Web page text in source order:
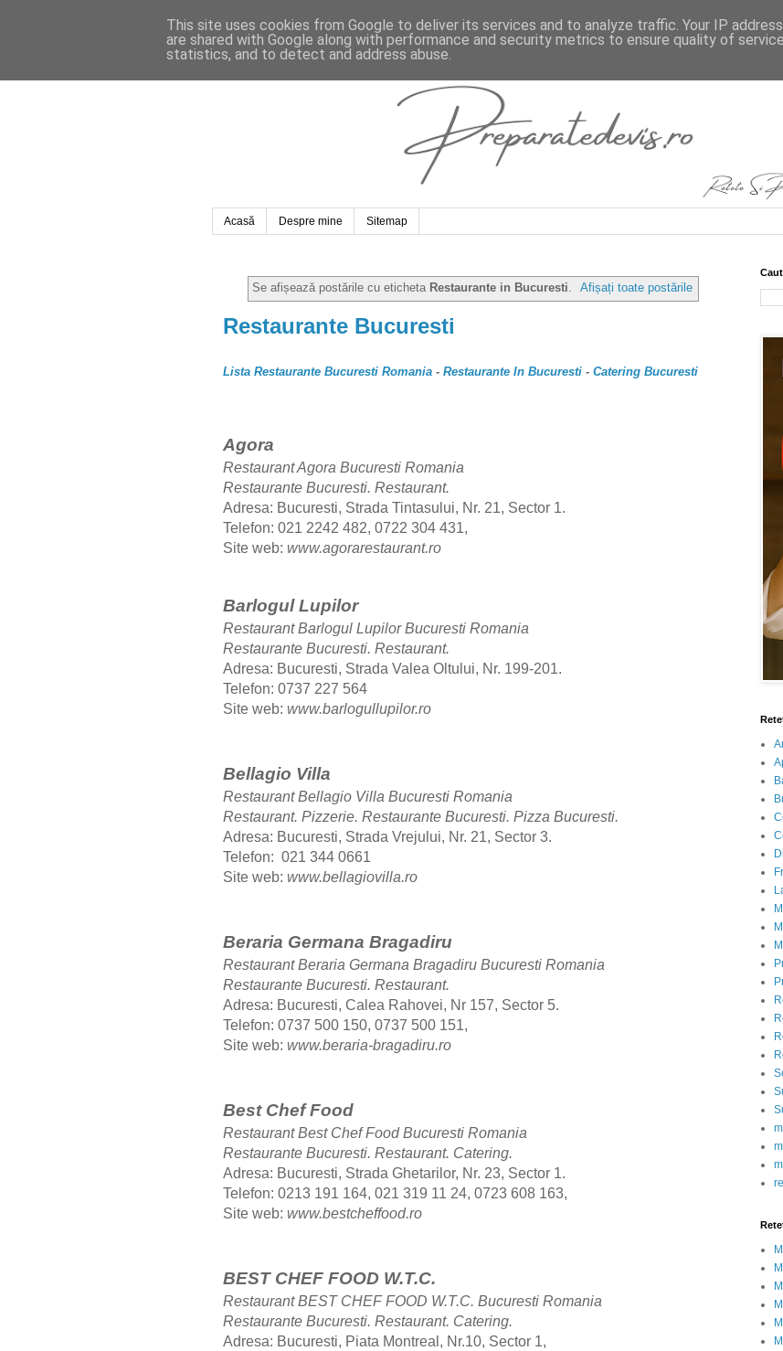
Acasă Despre mine Sitemap
Se afișează postările cu eticheta Restaurante in Bucuresti. Afișați toate postările
Restaurante Bucuresti
Lista Restaurante Bucuresti Romania - Restaurante In Bucuresti - Catering Bucuresti
Agora
Restaurant Agora Bucuresti Romania
Restaurante Bucuresti. Restaurant.
Adresa: Bucuresti, Strada Tintasului, Nr. 21, Sector 1.
Telefon: 021 2242 482, 0722 304 431,
Site web: www.agorarestaurant.ro
Barlogul Lupilor
Restaurant Barlogul Lupilor Bucuresti Romania
Restaurante Bucuresti. Restaurant.
Adresa: Bucuresti, Strada Valea Oltului, Nr. 199-201.
Telefon: 0737 227 564
Site web: www.barlogullupilor.ro
Bellagio Villa
Restaurant Bellagio Villa Bucuresti Romania
Restaurant. Pizzerie. Restaurante Bucuresti. Pizza Bucuresti.
Adresa: Bucuresti, Strada Vrejului, Nr. 21, Sector 3.
Telefon: 021 344 0661
Site web: www.bellagiovilla.ro
Beraria Germana Bragadiru
Restaurant Beraria Germana Bragadiru Bucuresti Romania
Restaurante Bucuresti. Restaurant.
Adresa: Bucuresti, Calea Rahovei, Nr 157, Sector 5.
Telefon: 0737 500 150, 0737 500 151,
Site web: www.beraria-bragadiru.ro
Best Chef Food
Restaurant Best Chef Food Bucuresti Romania
Restaurante Bucuresti. Restaurant. Catering.
Adresa: Bucuresti, Strada Ghetarilor, Nr. 23, Sector 1.
Telefon: 0213 191 164, 021 319 11 24, 0723 608 163,
Site web: www.bestcheffood.ro
BEST CHEF FOOD W.T.C.
Restaurant BEST CHEF FOOD W.T.C. Bucuresti Romania
Restaurante Bucuresti. Restaurant. Catering.
Adresa: Bucuresti, Piata Montreal, Nr.10, Sector 1,
This site uses cookies from Google to deliver its services and to analyze traffic. Your IP
are shared with Google along with performance and security metrics to ensure quality of
statistics, and to detect and address abuse.